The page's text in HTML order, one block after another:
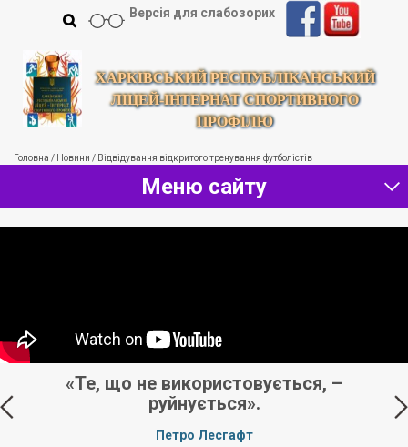
ХАРКІВСЬКИЙ РЕСПУБЛІКАНСЬКИЙ
ЛІЦЕЙ-ІНТЕРНАТ СПОРТИВНОГО
ПРОФІЛЮ
Версія для слабозорих
Головна / Новини / Відвідування відкритого тренування футболістів
Меню сайту
«Те, що не використовується, –
руйнується».
Петро Лесгафт